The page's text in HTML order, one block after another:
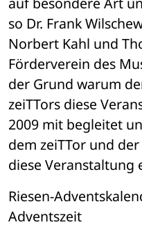
so Dr. Frank
Norbert Kahl und
Förderverein des
der Grund warum
zeiTTors diese
2009 mit begleitet
dem zeiTTor und
diese Veranstaltung
Riesen-
Adventszeit